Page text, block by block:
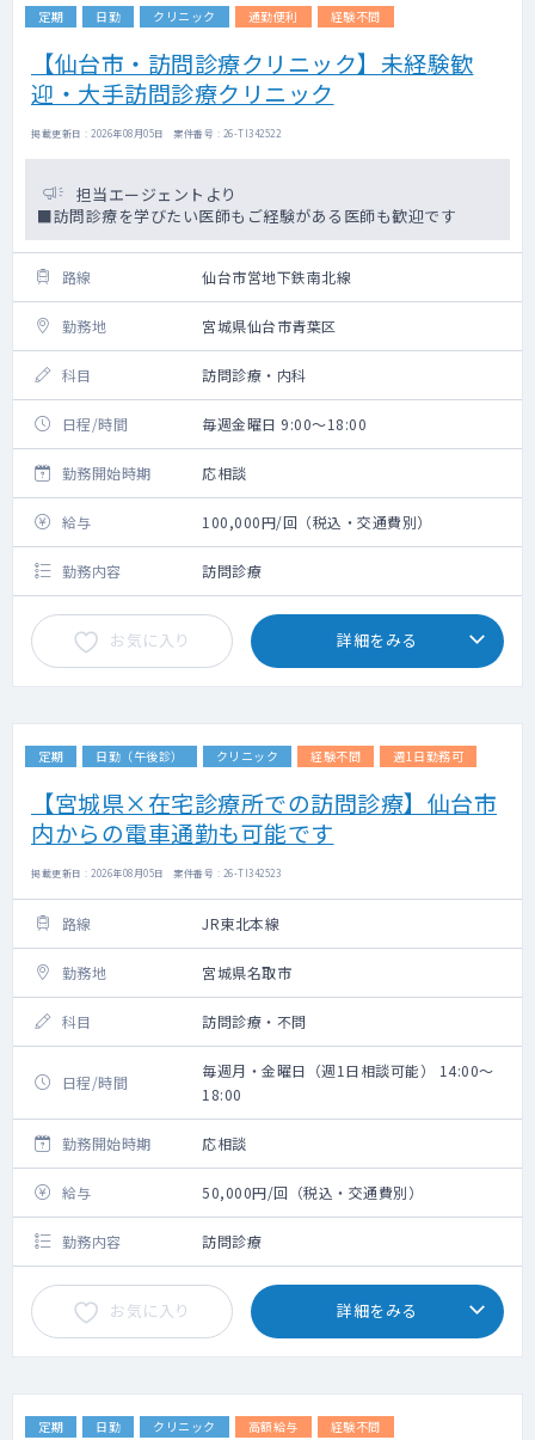
定期 日勤 クリニック 通勤便利 経験不問
【仙台市・訪問診療クリニック】未経験歓
迎・大手訪問診療クリニック
掲載更新日 : 2026年08月05日 案件番号 : 26-TI342522
担当エージェントより
■訪問診療を学びたい医師もご経験がある医師も歓迎です
路線 仙台市営地下鉄南北線
勤務地 宮城県仙台市青葉区
科目 訪問診療・内科
日程/時間 毎週金曜日 9:00～18:00
勤務開始時期 応相談
給与 100,000円/回（税込・交通費別）
勤務内容 訪問診療
お気に入り 詳細をみる
定期 日勤（午後診） クリニック 経験不問 週1日勤務可
【宮城県×在宅診療所での訪問診療】仙台市
内からの電車通勤も可能です
掲載更新日 : 2026年08月05日 案件番号 : 26-TI342523
路線 JR東北本線
勤務地 宮城県名取市
科目 訪問診療・不問
日程/時間
毎週月・金曜日（週1日相談可能） 14:00～
18:00
勤務開始時期 応相談
給与 50,000円/回（税込・交通費別）
勤務内容 訪問診療
お気に入り 詳細をみる
定期 日勤 クリニック 高額給与 経験不問